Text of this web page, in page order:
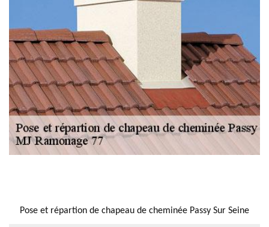
Pose et répartion de chapeau de cheminée Passy Sur Seine